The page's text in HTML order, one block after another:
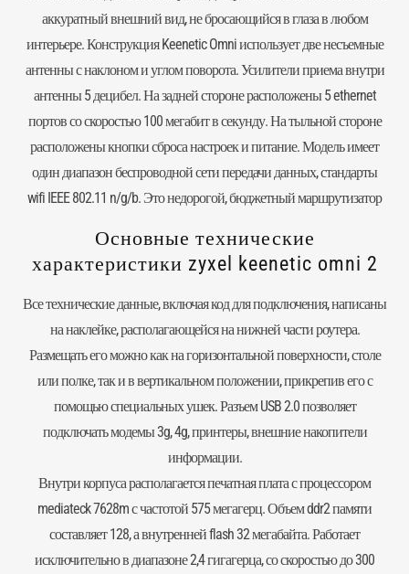
аккуратный внешний вид, не бросающийся в глаза в любом
интерьере. Конструкция Keenetic Omni использует две несъемные
антенны с наклоном и углом поворота. Усилители приема внутри
антенны 5 децибел. На задней стороне расположены 5 ethernet
портов со скоростью 100 мегабит в секунду. На тыльной стороне
расположены кнопки сброса настроек и питание. Модель имеет
один диапазон беспроводной сети передачи данных, стандарты
wifi IEEE 802.11 n/g/b. Это недорогой, бюджетный маршрутизатор
Основные технические
характеристики zyxel keenetic omni 2
Все технические данные, включая код для подключения, написаны
на наклейке, располагающейся на нижней части роутера.
Размещать его можно как на горизонтальной поверхности, столе
или полке, так и в вертикальном положении, прикрепив его с
помощью специальных ушек. Разъем USB 2.0 позволяет
подключать модемы 3g, 4g, принтеры, внешние накопители
информации.
Внутри корпуса располагается печатная плата с процессором
mediateck 7628m с частотой 575 мегагерц. Объем ddr2 памяти
составляет 128, а внутренней flash 32 мегабайта. Работает
исключительно в диапазоне 2,4 гигагерца, со скоростью до 300